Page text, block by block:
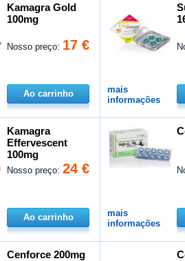
Kamagra Gold
100mg
Nosso preço: 17 €
Ao carrinho
mais
informações
Kamagra
Effervescent
100mg
Nosso preço:24 €
Ao carrinho
mais
informações
Cenforce 200mg